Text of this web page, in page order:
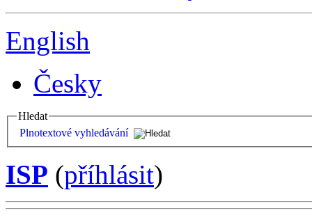
English
Česky
Hledat
Plnotextové vyhledávání
ISP (příhlásit)